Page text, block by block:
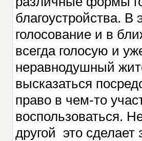
благоустройства. В
голосование и в
всегда голосую и
неравнодушный
высказаться
право в чем-то
воспользоваться.
другой это сделает